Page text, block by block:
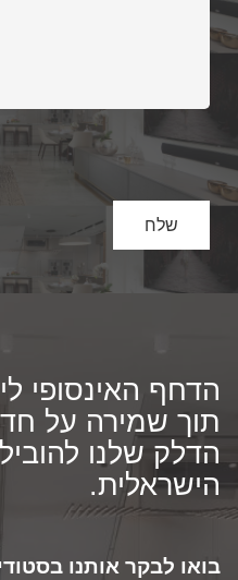
הדחף האינסופי
תוך שמירה על
הדלק שלנו
הישראלית.
בואו לבקר אותנו